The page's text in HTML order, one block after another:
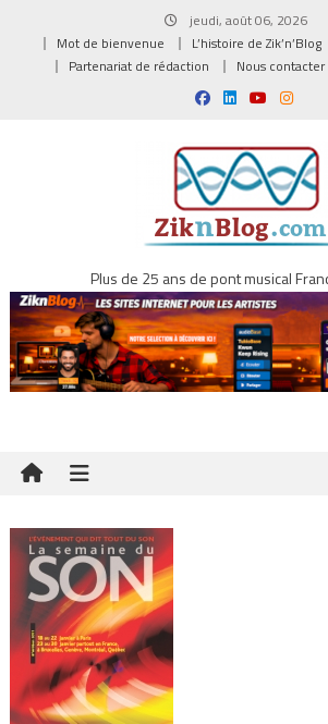
jeudi, août 06, 2026
Mot de bienvenue
L’histoire de Zik’n’Blog
Partenariat de rédaction
Nous contacter
Plus de 25 ans de pont musical